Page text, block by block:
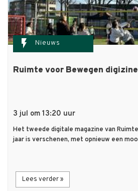
flash_on Nieuws
Ruimte voor Bewegen
3 jul om 13:20 uur
Het tweede digitale magazine van
jaar is verschenen, met opnieuw een
Lees verder »